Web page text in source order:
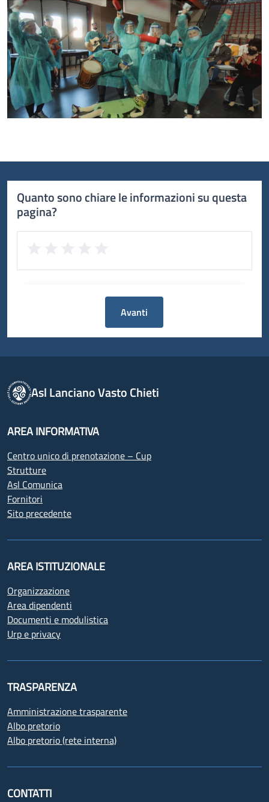
Quanto sono chiare le informazioni su questa
pagina?
Avanti
Asl Lanciano Vasto Chieti
AREA INFORMATIVA
Centro unico di prenotazione – Cup
Strutture
Asl Comunica
Fornitori
Sito precedente
AREA ISTITUZIONALE
Organizzazione
Area dipendenti
Documenti e modulistica
Urp e privacy
TRASPARENZA
Amministrazione trasparente
Albo pretorio
Albo pretorio (rete interna)
CONTATTI